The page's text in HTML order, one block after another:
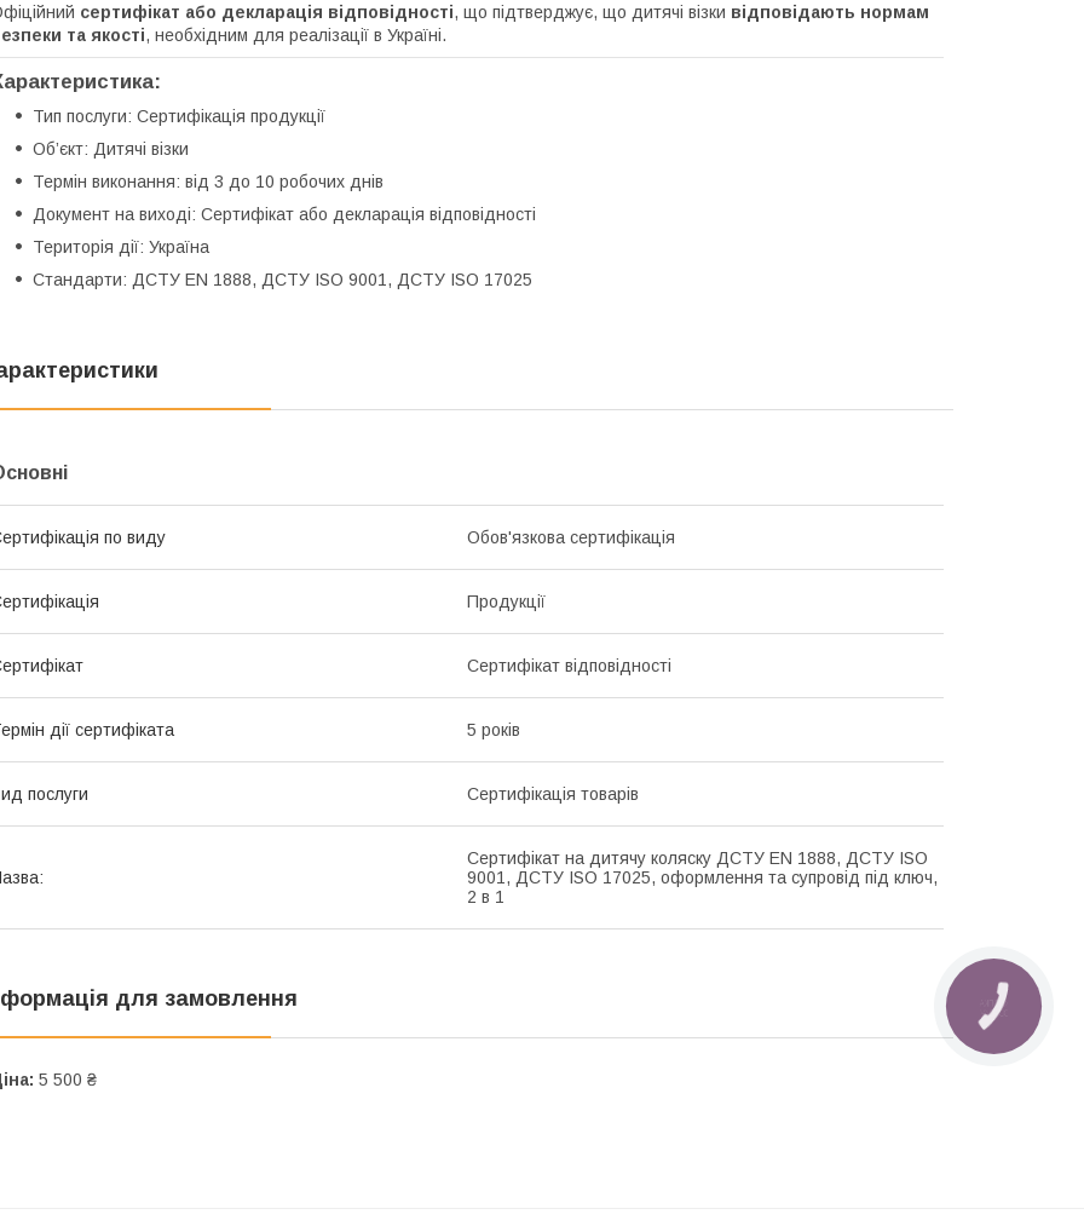
сертифікат або декларація відповідності, що підтверджує, що дитячі візки відповідають нормам
та якості, необхідним для реалізації в Україні.
Тип послуги: Сертифікація продукції
Об’єкт: Дитячі візки
Термін виконання: від 3 до 10 робочих днів
Документ на виході: Сертифікат або декларація відповідності
Територія дії: Україна
Стандарти: ДСТУ EN 1888, ДСТУ ISO 9001, ДСТУ ISO 17025
по виду Обов'язкова сертифікація
Продукції
Сертифікат відповідності
дії сертифіката 5 років
послуги Сертифікація товарів
Сертифікат на дитячу коляску ДСТУ EN 1888, ДСТУ ISO
9001, ДСТУ ISO 17025, оформлення та супровід під ключ,
2 в 1
для замовлення
5 500 ₴